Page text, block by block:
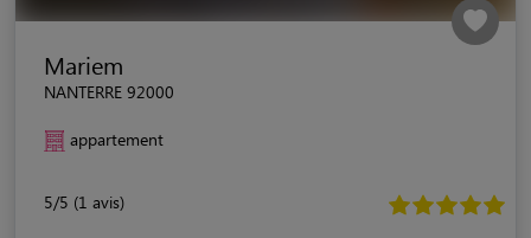
Mariem
NANTERRE 92000
appartement
5/5 (1 avis)